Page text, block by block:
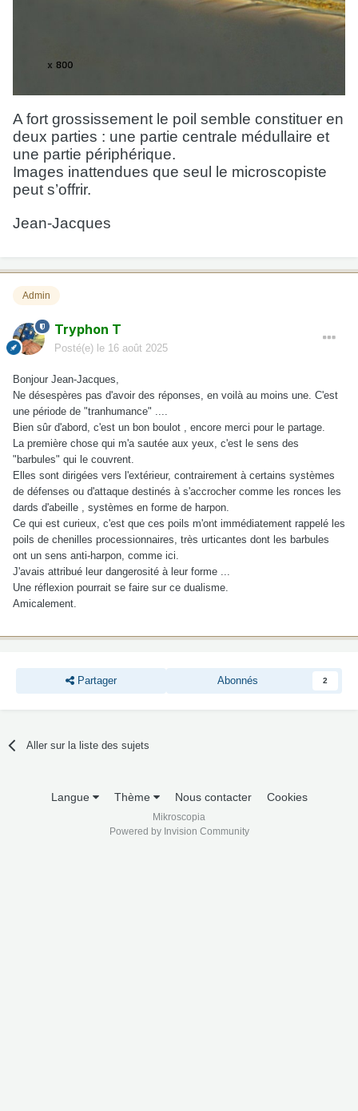
A fort grossissement le poil semble constituer en
deux parties : une partie centrale médullaire et
une partie périphérique.
Images inattendues que seul le microscopiste
peut s’offrir.
Jean-Jacques
Admin
Tryphon T
Posté(e) le 16 août 2025
Bonjour Jean-Jacques,
Ne désespères pas d'avoir des réponses, en voilà au moins une. C'est
une période de "tranhumance" ....
Bien sûr d'abord, c'est un bon boulot , encore merci pour le partage.
La première chose qui m'a sautée aux yeux, c'est le sens des
"barbules" qui le couvrent.
Elles sont dirigées vers l'extérieur, contrairement à certains systèmes
de défenses ou d'attaque destinés à s'accrocher comme les ronces les
dards d'abeille , systèmes en forme de harpon.
Ce qui est curieux, c'est que ces poils m'ont immédiatement rappelé les
poils de chenilles processionnaires, très urticantes dont les barbules
ont un sens anti-harpon, comme ici.
J'avais attribué leur dangerosité à leur forme ...
Une réflexion pourrait se faire sur ce dualisme.
Amicalement.
Partager Abonnés 2
Aller sur la liste des sujets
Langue Thème Nous contacter Cookies
Mikroscopia
Powered by Invision Community